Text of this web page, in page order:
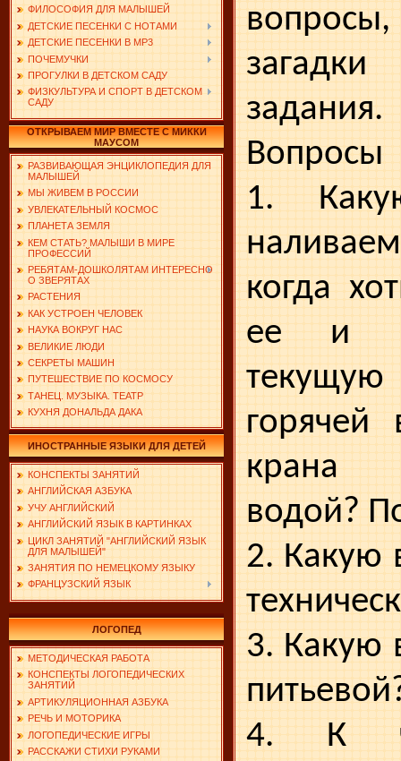
ФИЛОСОФИЯ ДЛЯ МАЛЫШЕЙ
ДЕТСКИЕ ПЕСЕНКИ С НОТАМИ
ДЕТСКИЕ ПЕСЕНКИ В MP3
ПОЧЕМУЧКИ
ПРОГУЛКИ В ДЕТСКОМ САДУ
ФИЗКУЛЬТУРА И СПОРТ В ДЕТСКОМ
САДУ
ОТКРЫВАЕМ МИР ВМЕСТЕ С МИККИ
МАУСОМ
РАЗВИВАЮЩАЯ ЭНЦИКЛОПЕДИЯ ДЛЯ
МАЛЫШЕЙ
МЫ ЖИВЕМ В РОССИИ
УВЛЕКАТЕЛЬНЫЙ КОСМОС
ПЛАНЕТА ЗЕМЛЯ
КЕМ СТАТЬ? МАЛЫШИ В МИРЕ
ПРОФЕССИЙ
РЕБЯТАМ-ДОШКОЛЯТАМ ИНТЕРЕСНО
О ЗВЕРЯТАХ
РАСТЕНИЯ
КАК УСТРОЕН ЧЕЛОВЕК
НАУКА ВОКРУГ НАС
ВЕЛИКИЕ ЛЮДИ
СЕКРЕТЫ МАШИН
ПУТЕШЕСТВИЕ ПО КОСМОСУ
ТАНЕЦ. МУЗЫКА. ТЕАТР
КУХНЯ ДОНАЛЬДА ДАКА
ИНОСТРАННЫЕ ЯЗЫКИ ДЛЯ ДЕТЕЙ
КОНСПЕКТЫ ЗАНЯТИЙ
АНГЛИЙСКАЯ АЗБУКА
УЧУ АНГЛИЙСКИЙ
АНГЛИЙСКИЙ ЯЗЫК В КАРТИНКАХ
ЦИКЛ ЗАНЯТИЙ "АНГЛИЙСКИЙ ЯЗЫК
ДЛЯ МАЛЫШЕЙ"
ЗАНЯТИЯ ПО НЕМЕЦКОМУ ЯЗЫКУ
ФРАНЦУЗСКИЙ ЯЗЫК
ЛОГОПЕД
МЕТОДИЧЕСКАЯ РАБОТА
КОНСПЕКТЫ ЛОГОПЕДИЧЕСКИХ
ЗАНЯТИЙ
АРТИКУЛЯЦИОННАЯ АЗБУКА
РЕЧЬ И МОТОРИКА
ЛОГОПЕДИЧЕСКИЕ ИГРЫ
РАССКАЖИ СТИХИ РУКАМИ
задания.
Вопросы
1.
когда
ее и
крана
водой?
2. Какую
3. Какую
4. К